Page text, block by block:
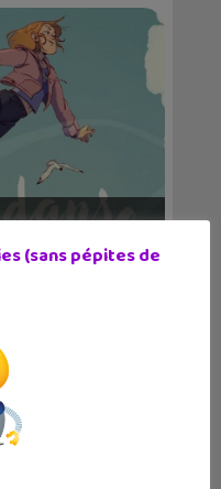
(sans pépites de